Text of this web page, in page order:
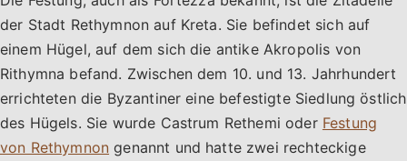
der Stadt Rethymnon auf Kreta. Sie befindet sich auf
einem Hügel, auf dem sich die antike Akropolis von
Rithymna befand. Zwischen dem 10. und 13. Jahrhundert
errichteten die Byzantiner eine befestigte Siedlung östlich
des Hügels. Sie wurde Castrum Rethemi oder Festung
von Rethymnon genannt und hatte zwei rechteckige